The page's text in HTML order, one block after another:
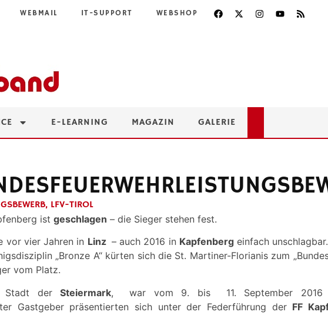
WEBMAIL IT-SUPPORT WEBSHOP
E-LEARNING MAGAZIN GALERIE
, LFV-TIROL
ist geschlagen – die Sieger stehen fest.
vor vier Jahren in Linz – auch 2016 in Kapfenbergeinfach
„Bronze A“ kürten sich die St. Martiner-Florianis zum
vom Platz.
Stadt der Steiermark, war vom 9. bis 11. September 2016
Gastgeber präsentierten sich unter der Federführung der FF